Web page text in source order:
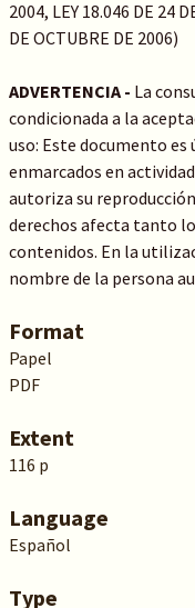
2004, LEY 18.046 DE 24
DE OCTUBRE DE 2006)
ADVERTENCIA - La
condicionada a la
uso: Este documento
enmarcados en
autoriza su
derechos afecta tanto
contenidos. En la
nombre de la persona
Format
Papel
PDF
Extent
116 p
Language
Español
Type